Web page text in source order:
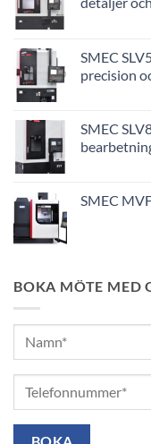
SMEC
precision
SMEC
SMEC
BOKA MÖTE MED